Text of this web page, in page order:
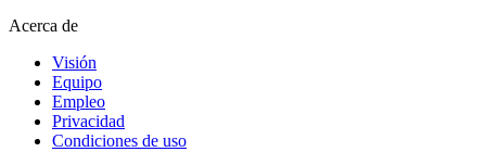
Acerca de
Visión
Equipo
Empleo
Privacidad
Condiciones de uso